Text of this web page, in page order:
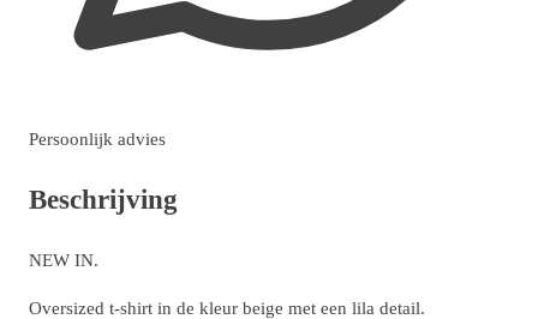
Persoonlijk advies
Beschrijving
NEW IN.
Oversized t-shirt in de kleur beige met een lila detail.